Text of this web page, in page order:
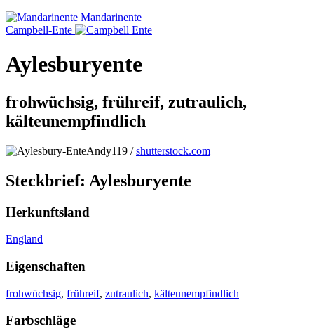
Mandarinente
Campbell-Ente
Aylesburyente
frohwüchsig, frühreif, zutraulich,
kälteunempfindlich
Andy119 /shutterstock.com
Steckbrief: Aylesburyente
Herkunftsland
England
Eigenschaften
frohwüchsig, frühreif, zutraulich, kälteunempfindlich
Farbschläge